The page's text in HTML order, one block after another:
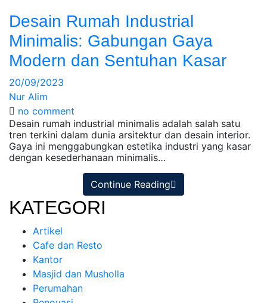
Desain Rumah Industrial
Minimalis: Gabungan Gaya
Modern dan Sentuhan Kasar
20/09/2023
Nur Alim
no comment
Desain rumah industrial minimalis adalah salah satu
tren terkini dalam dunia arsitektur dan desain interior.
Gaya ini menggabungkan estetika industri yang kasar
dengan kesederhanaan minimalis…
Continue Reading
KATEGORI
Artikel
Cafe dan Resto
Kantor
Masjid dan Musholla
Perumahan